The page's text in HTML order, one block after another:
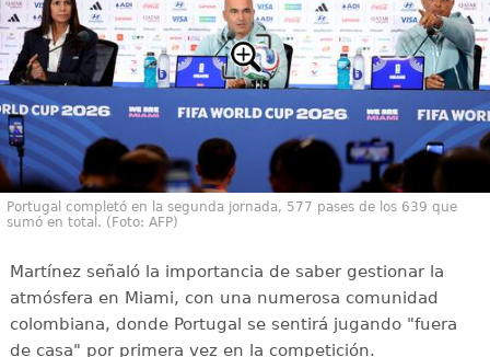
Portugal completó en la segunda jornada, 577 pases de los 639 que
sumó en total. (Foto: AFP)
Martínez señaló la importancia de saber gestionar la
atmósfera en Miami, con una numerosa comunidad
colombiana, donde Portugal se sentirá jugando "fuera
de casa" por primera vez en la competición.